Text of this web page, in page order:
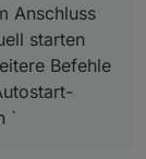
Anschluss
starten
Befehle
`